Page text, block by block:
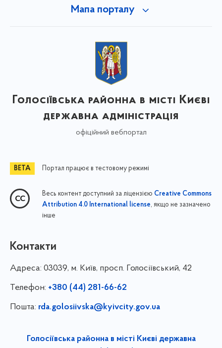
Мапа порталу
Голосіївська районна в місті Києві
державна адміністрація
офіційний вебпортал
Портал працює в тестовому режимі
Весь контент доступний за ліцензією Creative Commons
Attribution 4.0 International license, якщо не зазначено
інше
Контакти
Адреса: 03039, м. Київ, просп. Голосіївський, 42
Телефон: +380 (44) 281-66-62
Пошта: rda.golosiivska@kyivcity.gov.ua
Голосіївська районна в місті Києві державна